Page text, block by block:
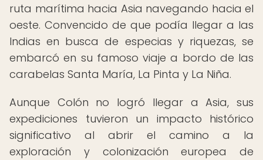
ruta marítima hacia Asia navegando hacia el
oeste. Convencido de que podía llegar a las
Indias en busca de especias y riquezas, se
embarcó en su famoso viaje a bordo de las
carabelas Santa María, La Pinta y La Niña.
Aunque Colón no logró llegar a Asia, sus
expediciones tuvieron un impacto histórico
significativo al abrir el camino a la
exploración y colonización europea de